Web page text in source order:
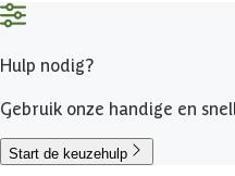
Hulp nodig?
Gebruik onze handige en
Start de keuzehulp